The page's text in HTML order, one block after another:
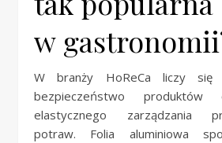
w
W branży HoReCa liczy się
bezpieczeństwo produktów
elastycznego zarządzania
potraw. Folia aluminiowa